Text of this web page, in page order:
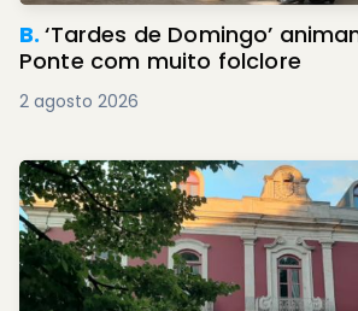
B.‘Tardes de Domingo’
Ponte com muito folclore
2 agosto 2026